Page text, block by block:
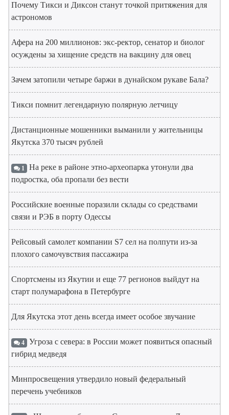
Почему Тикси и Диксон станут точкой притяжения для
астрономов
Афера на 200 миллионов: экс-ректор, сенатор и биолог
осуждены за хищение средств на вакцину для овец
Зачем затопили четыре баржи в дунайском рукаве Бала?
Тикси помнит легендарную полярную летчицу
Дистанционные мошенники выманили у жительницы
Якутска 370 тысяч рублей
1 На реке в районе этно-археопарка утонули два
подростка, оба пропали без вести
Российские военные поразили склады со средствами
связи и РЭБ в порту Одессы
Рейсовый самолет компании S7 сел на полпути из-за
плохого самочувствия пассажира
Спортсмены из Якутии и еще 77 регионов выйдут на
старт полумарафона в Петербурге
Для Якутска этот день всегда имеет особое звучание
4 Угроза с севера: в России может появиться опасный
гибрид медведя
Минпросвещения утвердило новый федеральный
перечень учебников